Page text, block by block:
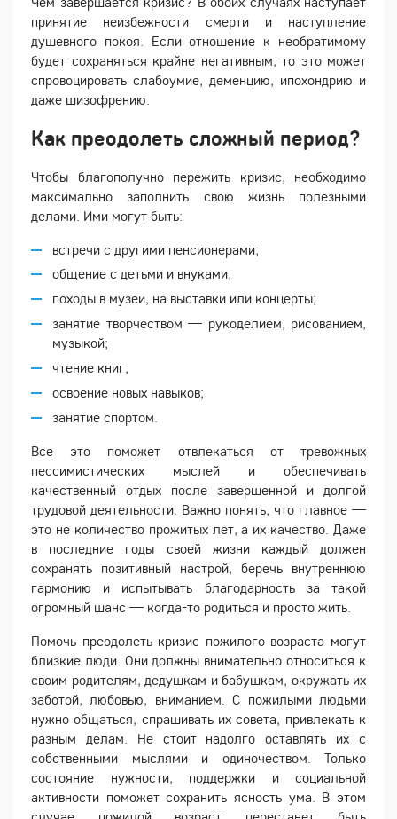
принятие неизбежности смерти и наступление
душевного покоя. Если отношение к необратимому
будет сохраняться крайне негативным, то это может
спровоцировать слабоумие, деменцию, ипохондрию и
даже шизофрению.
Как преодолеть сложный период?
Чтобы благополучно пережить кризис, необходимо
максимально заполнить свою жизнь полезными
делами. Ими могут быть:
встречи с другими пенсионерами;
общение с детьми и внуками;
походы в музеи, на выставки или концерты;
занятие творчеством — рукоделием, рисованием,
музыкой;
чтение книг;
освоение новых навыков;
занятие спортом.
Все это поможет отвлекаться от тревожных
пессимистических мыслей и обеспечивать
качественный отдых после завершенной и долгой
трудовой деятельности. Важно понять, что главное —
это не количество прожитых лет, а их качество. Даже
в последние годы своей жизни каждый должен
сохранять позитивный настрой, беречь внутреннюю
гармонию и испытывать благодарность за такой
огромный шанс — когда-то родиться и просто жить.
Помочь преодолеть кризис пожилого возраста могут
близкие люди. Они должны внимательно относиться к
своим родителям, дедушкам и бабушкам, окружать их
заботой, любовью, вниманием. С пожилыми людьми
нужно общаться, спрашивать их совета, привлекать к
разным делам. Не стоит надолго оставлять их с
собственными мыслями и одиночеством. Только
состояние нужности, поддержки и социальной
активности поможет сохранить ясность ума. В этом